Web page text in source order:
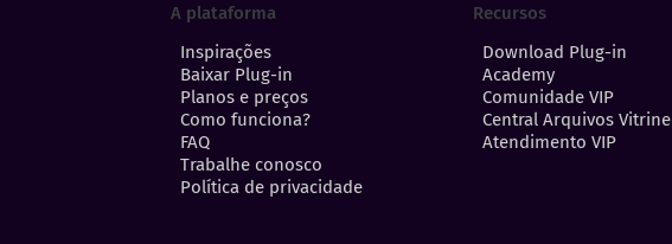
A plataforma
Inspirações
Baixar Plug-in
Planos e preços
Como funciona?
FAQ
Trabalhe conosco
Política de privacidade
Recursos
Download Plug-in
Academy
Comunidade VIP
Central Arquivos Vitrine
Atendimento VIP